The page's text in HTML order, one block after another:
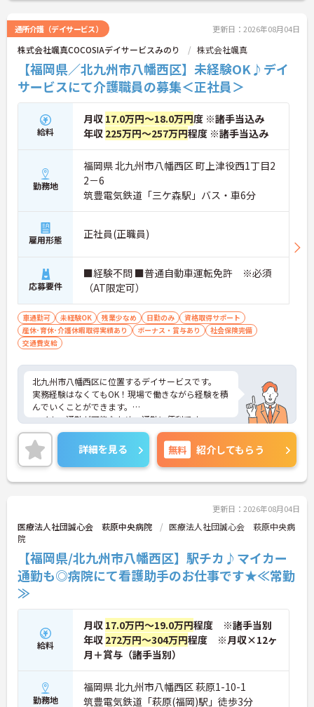
通所介護（デイサービス） 更新日：2026年08月04日
株式会社颯真COCOSIAデイサービスみのり 株式会社颯真
【福岡県／北九州市八幡西区】未経験OK♪デイ
サービスにて介護職員の募集＜正社員＞
給料
月収 17.0万円～18.0万円度 ※諸手当込み
年収 225万円～257万円程度 ※諸手当込み
勤務地
福岡県 北九州市八幡西区 町上津役西1丁目2
2－6
筑豊電気鉄道「三ケ森駅」バス・車6分
雇用形態 正社員(正職員)
応募要件
■経験不問 ■普通自動車運転免許 ※必須
（AT限定可）
車通勤可 未経験OK 残業少なめ 日勤のみ
資格取得サポート
産休･育休･介護休暇取得実績あり
ボーナス・賞与あり
社会保険完備
交通費支給
北九州市八幡西区に位置するデイサービスです。
実務経験はなくてもOK！現場で働きながら経験を積
んでいくことができます。
マイカー通勤が可能なため、通勤に便利です。
ご興味をお持ちの方はお気軽にお問い合わせくださ
い。
詳細を見る 無料 紹介してもらう
更新日：2026年08月04日
医療法人社団誠心会 萩原中央病院
医療法人社団誠心会 萩原中央病
院
【福岡県/北九州市八幡西区】駅チカ♪マイカー
通勤も◎病院にて看護助手のお仕事です★≪常勤
≫
給料
月収 17.0万円～19.0万円程度 ※諸手当別
年収 272万円～304万円程度 ※月収×12ヶ
月＋賞与（諸手当別）
勤務地
福岡県 北九州市八幡西区 萩原1-10-1
筑豊電気鉄道「萩原(福岡)駅」徒歩3分